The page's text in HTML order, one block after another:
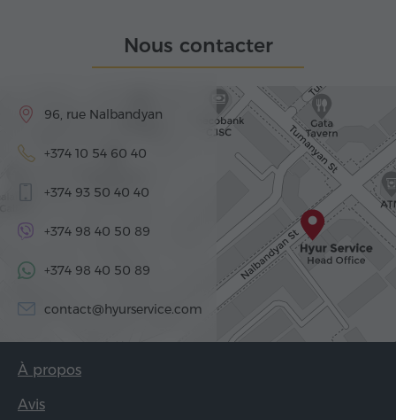
Nous contacter
96, rue Nalbandyan
+374 10 54 60 40
+374 93 50 40 40
+374 98 40 50 89
+374 98 40 50 89
contact@hyurservice.com
À propos
Avis